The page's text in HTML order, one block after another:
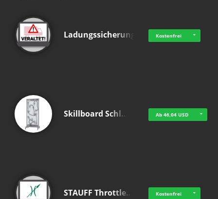
Ladungssicherung Kostenfrei
Skillboard Schl… Ab 46,04 USD
STAUFF Throttle… Kostenfrei